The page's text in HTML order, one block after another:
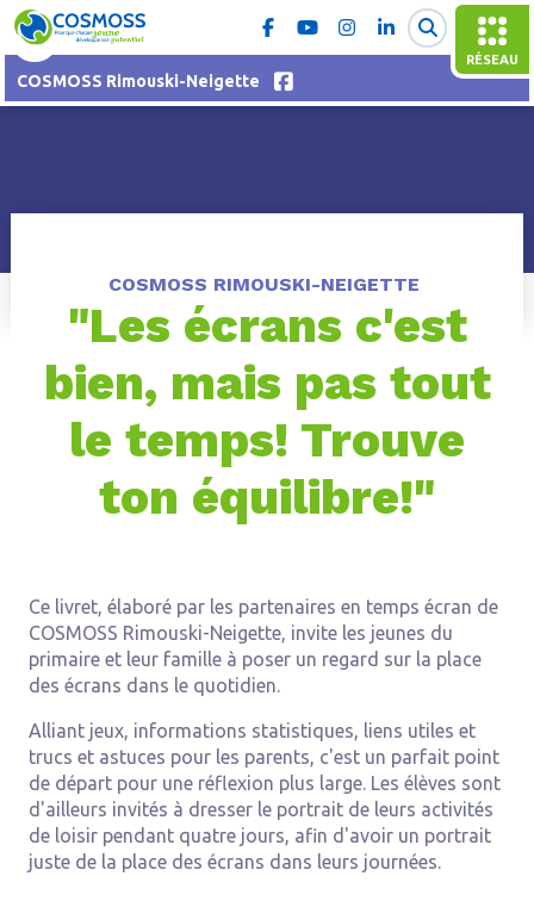
RÉSEAU
COSMOSS Rimouski-Neigette
COSMOSS RIMOUSKI-NEIGETTE
"Les écrans c'est
bien, mais pas tout
le temps! Trouve
ton équilibre!"
Ce livret, élaboré par les partenaires en temps écran de
COSMOSS Rimouski-Neigette, invite les jeunes du
primaire et leur famille à poser un regard sur la place
des écrans dans le quotidien.
Alliant jeux, informations statistiques, liens utiles et
trucs et astuces pour les parents, c'est un parfait point
de départ pour une réflexion plus large. Les élèves sont
d'ailleurs invités à dresser le portrait de leurs activités
de loisir pendant quatre jours, afin d'avoir un portrait
juste de la place des écrans dans leurs journées.